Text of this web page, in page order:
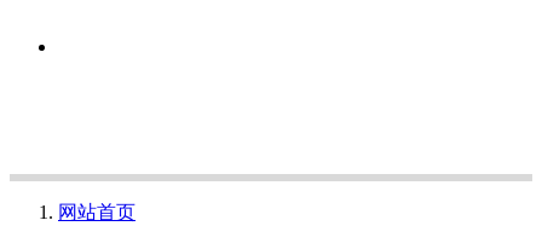
网站首页